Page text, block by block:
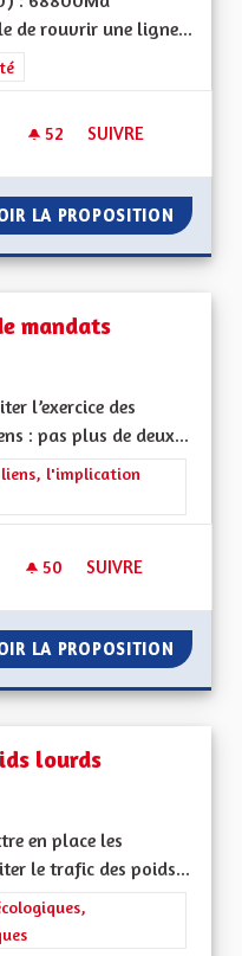
de rouvrir une ligne...
: Les services publics en
52 52 ABONNÉS
SUIVRE
LA PROPOSITION LIGNE
mandats
l’exercice des
: pas plus de deux...
: Les solidarités, les soins
liens, l'implication
50 50 ABONNÉS
SUIVRE
LA PROPOSITION
lourds
en place les
le trafic des poids...
: Les transitions